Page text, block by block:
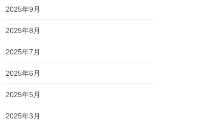
2025年9月
2025年8月
2025年7月
2025年6月
2025年5月
2025年3月